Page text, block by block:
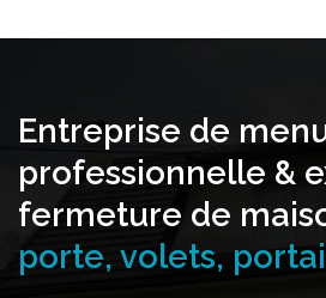
Entreprise de
professionnelle &
fermeture de
porte, volets,